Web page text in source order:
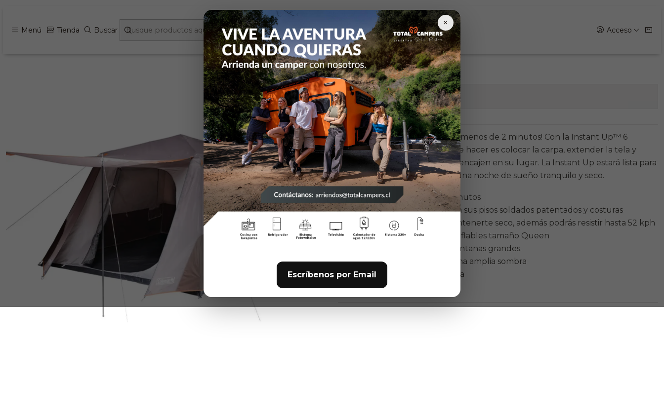
×
Escríbenos por Email
Menú Tienda Buscar Acceso
Inicio Articulos de Camping Carpas carpa
|
carpa
Mostrar stock de ubicaciones
DESCRIPCIÓN
¡Instala tu carpa al aire libre en menos de 2 minutos! Con la Instant Up™ 6
personas, todo lo que tiene que hacer es colocar la carpa, extender la tela y
extender los postes hasta que encajen en su lugar. La Instant Up estará lista para
comenzar a acomodarse para una noche de sueño tranquilo y seco.
Se arma en menos de 2 minutos
Sistema WeatherTec ™ con sus pisos soldados patentados y costuras
invertidas te ayudará a mantenerte seco, además podrás resistir hasta 52 kph
Espacio para 2 colchones inflables tamaño Queen
Gran ventilacion junto a ventanas grandes.
Toldo para proporcionar una amplia sombra
Bolsa de transporte incluida